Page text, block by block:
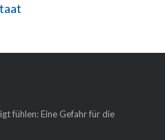
fühlen: Eine Gefahr für die